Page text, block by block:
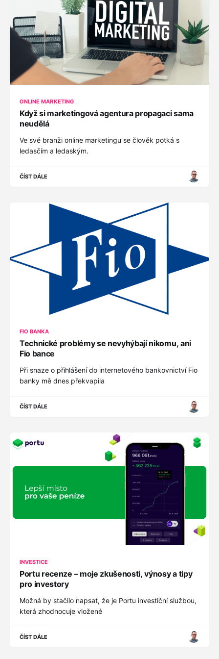
ONLINE MARKETING
Když si marketingová agentura propagaci sama
neudělá
Ve své branži online marketingu se člověk potká s
ledasčím a ledaským.
ČÍST DÁLE
FIO BANKA
Technické problémy se nevyhýbají nikomu, ani
Fio bance
Při snaze o přihlášení do internetového bankovnictví Fio
banky mě dnes překvapila
ČÍST DÁLE
INVESTICE
Portu recenze – moje zkušenosti, výnosy a tipy
pro investory
Možná by stačilo napsat, že je Portu investiční službou,
která zhodnocuje vložené
ČÍST DÁLE